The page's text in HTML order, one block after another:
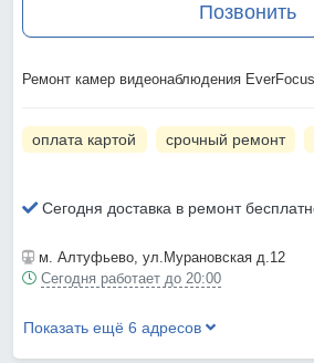
Позвонить
Ремонт камер видеонаблюдения EverFocus
оплата картой срочный ремонт
Сегодня доставка в ремонт
м. Алтуфьево, ул.Мурановская д.12
Сегодня работает до 20:00
Показать ещё 6 адресов